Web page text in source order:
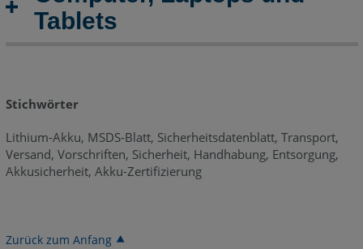
Tablets
Stichwörter
Lithium-Akku, MSDS-Blatt, Sicherheitsdatenblatt, Transport,
Versand, Vorschriften, Sicherheit, Handhabung, Entsorgung,
Akkusicherheit, Akku-Zertifizierung
Zurück zum Anfang